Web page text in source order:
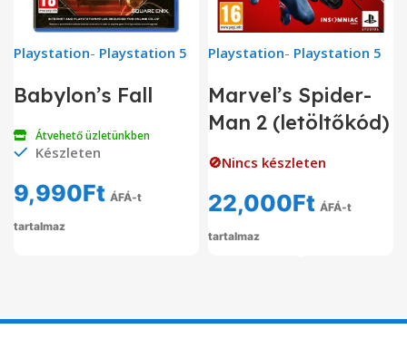
Playstation- Playstation 5
Babylon’s Fall
Átvehető üzletünkben
Készleten
9,990Ft ÁFÁ-t
tartalmaz
Playstation- Playstation 5
Marvel’s Spider-
Man 2 (letöltőkód)
🚫Nincs készleten
22,000Ft ÁFÁ-t
tartalmaz